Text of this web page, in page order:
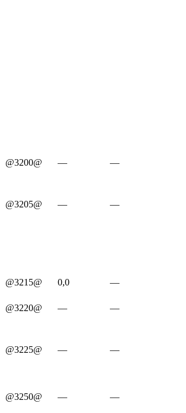
@3200@ — —
@3205@ — —
@3215@ 0,0
—
@3220@ — —
@3225@ — —
@3250@ — —